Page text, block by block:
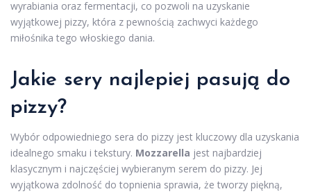
wyrabiania oraz fermentacji, co pozwoli na uzyskanie
wyjątkowej pizzy, która z pewnością zachwyci każdego
miłośnika tego włoskiego dania.
Jakie sery najlepiej pasują do
pizzy?
Wybór odpowiedniego sera do pizzy jest kluczowy dla uzyskania
idealnego smaku i tekstury. Mozzarella jest najbardziej
klasycznym i najczęściej wybieranym serem do pizzy. Jej
wyjątkowa zdolność do topnienia sprawia, że tworzy piękną,